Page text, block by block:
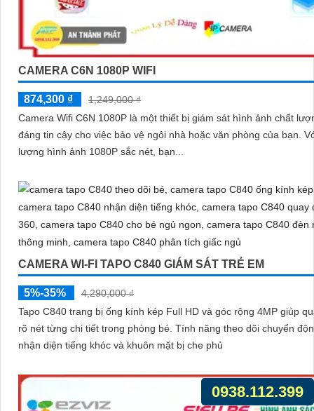
CAMERA C6N 1080P WIFI
874,300 ₫
1,249,000 ₫
Camera Wifi C6N 1080P là một thiết bị giám sát hình ảnh chất
đáng tin cậy cho việc bảo vệ ngôi nhà hoặc văn phòng của bạn. Với chất
lượng hình ảnh 1080P sắc nét, bạn...
CAMERA WI-FI TAPO C840 GIÁM SÁT TRẺ EM
5%-35%
4,290,000 ₫
Tapo C840 trang bị ống kính kép Full HD và góc rộng 4MP giúp
rõ nét từng chi tiết trong phòng bé. Tính năng theo dõi chuyển động 360°,
nhận diện tiếng khóc và khuôn mặt bị che phủ
0938.112.399